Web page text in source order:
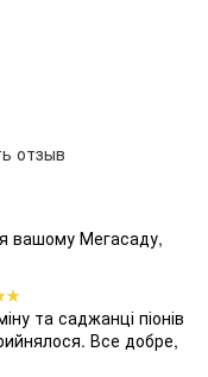
отзыв
вашому Мегасаду,
та саджанці піонів
Все добре,